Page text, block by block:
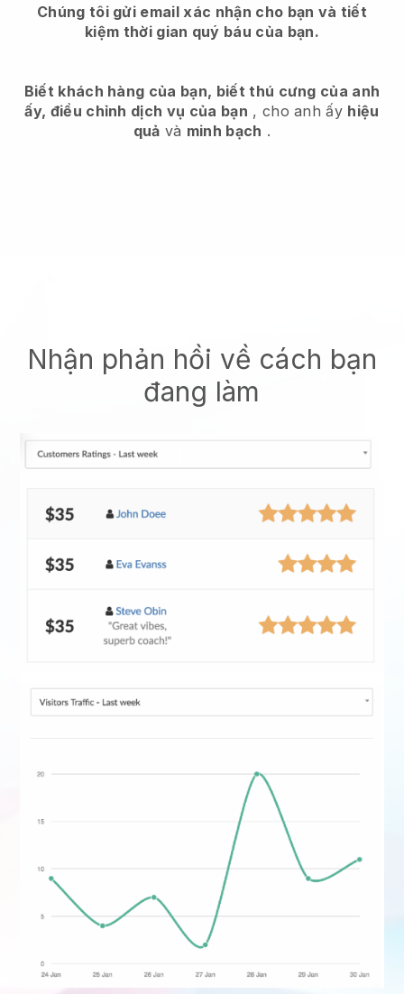
Chúng tôi gửi email xác nhận cho bạn và tiết
kiệm thời gian quý báu của bạn.
Biết khách hàng của bạn, biết thú cưng của anh
ấy, điều chỉnh dịch vụ của bạn , cho anh ấy hiệu
quả và minh bạch .
Nhận phản hồi về cách bạn
đang làm